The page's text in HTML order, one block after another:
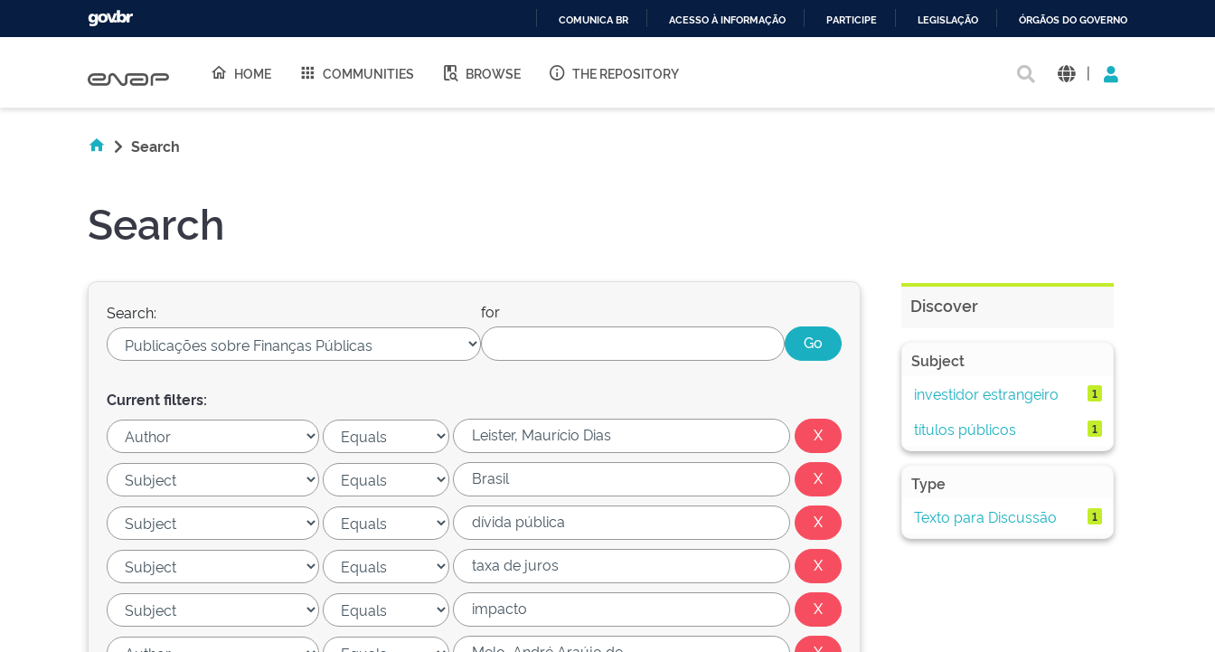
O
COMUNICA BR ACESSO À INFORMAÇÃO PARTICIPE LEGISLAÇÃO ÓRGÃOS DO GOVERNO
HOME COMMUNITIES BROWSE THE REPOSITORY |
Search
Search
Search: for
Current filters:
Discover
Subject
investidor estrangeiro
1
títulos públicos 1
Type
Texto para Discussão
1